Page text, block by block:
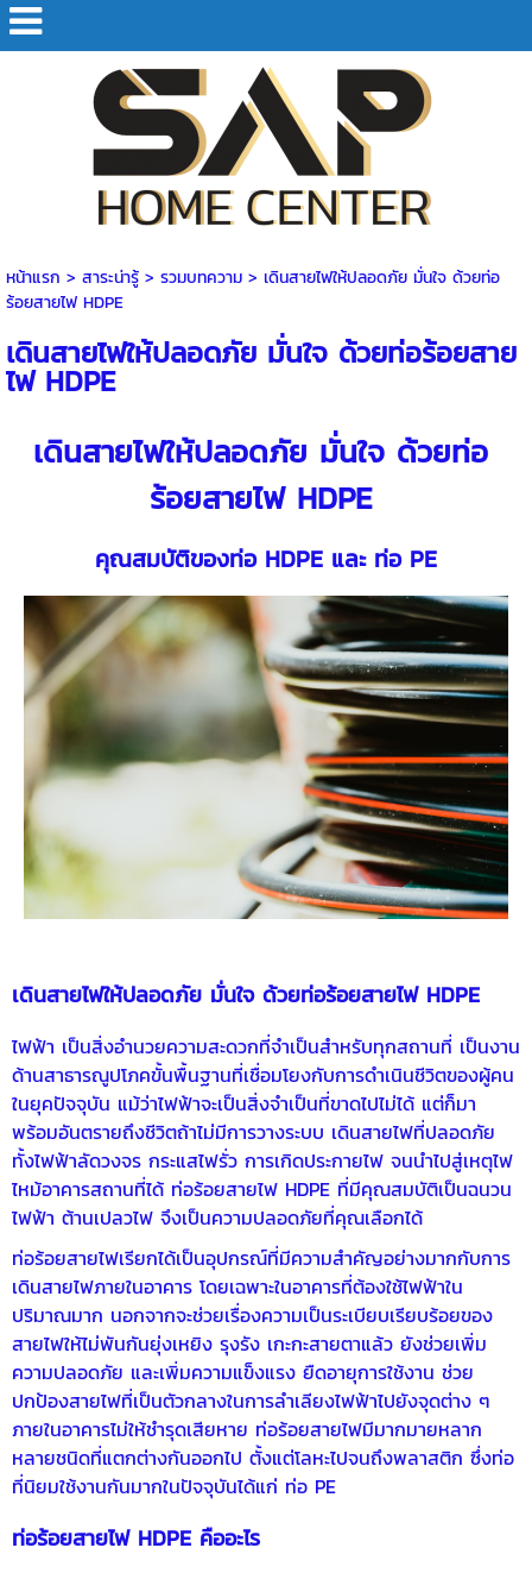
หน้าแรก > สาระน่ารู้ > รวมบทความ> เดินสายไฟให้ปลอดภัย มั่นใจ ด้วยท่อ
ร้อยสายไฟ HDPE
เดินสายไฟให้ปลอดภัย มั่นใจ ด้วยท่อร้อยสาย
ไฟ HDPE
เดินสายไฟให้ปลอดภัย มั่นใจ ด้วยท่อ
ร้อยสายไฟ HDPE
คุณสมบัติของท่อ HDPE และ ท่อ PE
เดินสายไฟให้ปลอดภัย มั่นใจ ด้วยท่อร้อยสายไฟ HDPE
ไฟฟ้า เป็นสิ่งอำนวยความสะดวกที่จำเป็นสำหรับทุกสถานที่ เป็นงาน
ด้านสาธารณูปโภคขั้นพื้นฐานที่เชื่อมโยงกับการดำเนินชีวิตของผู้คน
ในยุคปัจจุบัน แม้ว่าไฟฟ้าจะเป็นสิ่งจำเป็นที่ขาดไปไม่ได้ แต่ก็มา
พร้อมอันตรายถึงชีวิตถ้าไม่มีการวางระบบ เดินสายไฟที่ปลอดภัย
ทั้งไฟฟ้าลัดวงจร กระแสไฟรั่ว การเกิดประกายไฟ จนนำไปสู่เหตุไฟ
ไหม้อาคารสถานที่ได้ ท่อร้อยสายไฟ HDPE ที่มีคุณสมบัติเป็นฉนวน
ไฟฟ้า ต้านเปลวไฟ จึงเป็นความปลอดภัยที่คุณเลือกได้
ท่อร้อยสายไฟเรียกได้เป็นอุปกรณ์ที่มีความสำคัญอย่างมากกับการ
เดินสายไฟภายในอาคาร โดยเฉพาะในอาคารที่ต้องใช้ไฟฟ้าใน
ปริมาณมาก นอกจากจะช่วยเรื่องความเป็นระเบียบเรียบร้อยของ
สายไฟให้ไม่พันกันยุ่งเหยิง รุงรัง เกะกะสายตาแล้ว ยังช่วยเพิ่ม
ความปลอดภัย และเพิ่มความแข็งแรง ยืดอายุการใช้งาน ช่วย
ปกป้องสายไฟที่เป็นตัวกลางในการลำเลียงไฟฟ้าไปยังจุดต่าง ๆ
ภายในอาคารไม่ให้ชำรุดเสียหาย ท่อร้อยสายไฟมีมากมายหลาก
หลายชนิดที่แตกต่างกันออกไป ตั้งแต่โลหะไปจนถึงพลาสติก ซึ่งท่อ
ที่นิยมใช้งานกันมากในปัจจุบันได้แก่ ท่อ PE
ท่อร้อยสายไฟ HDPE คืออะไร